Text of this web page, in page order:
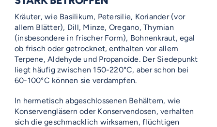
Kräuter, wie Basilikum, Petersilie, Koriander (vor
allem Blätter), Dill, Minze, Oregano, Thymian
(insbesondere in frischer Form), Bohnenkraut, egal
ob frisch oder getrocknet, enthalten vor allem
Terpene, Aldehyde und Propanoide. Der Siedepunkt
liegt häufig zwischen 150-220°C, aber schon bei
60-100°C können sie verdampfen.
In hermetisch abgeschlossenen Behältern, wie
Konservengläsern oder Konservendosen, verhalten
sich die geschmacklich wirksamen, flüchtigen